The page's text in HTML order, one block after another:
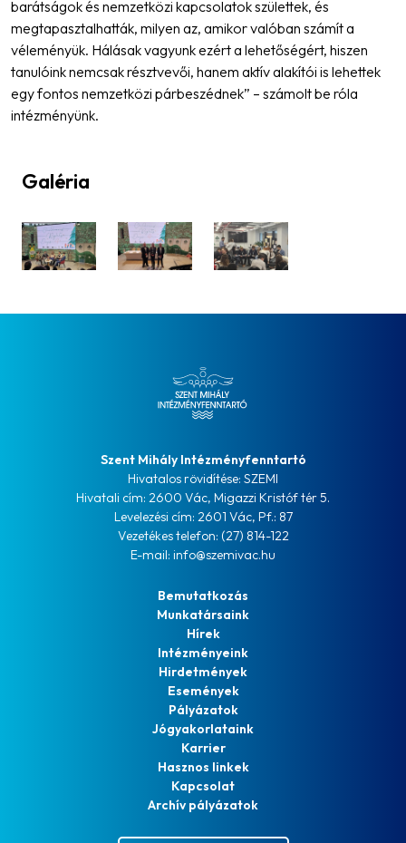
barátságok és nemzetközi kapcsolatok születtek, és
megtapasztalhatták, milyen az, amikor valóban számít a
véleményük. Hálásak vagyunk ezért a lehetőségért, hiszen
tanulóink nemcsak résztvevői, hanem aktív alakítói is lehettek
egy fontos nemzetközi párbeszédnek” – számolt be róla
intézményünk.
Galéria
Szent Mihály Intézményfenntartó
Hivatalos rövidítése: SZEMI
Hivatali cím: 2600 Vác, Migazzi Kristóf tér 5.
Levelezési cím: 2601 Vác, Pf.: 87
Vezetékes telefon: (27) 814-122
E-mail: info@szemivac.hu
Bemutatkozás
Munkatársaink
Hírek
Intézményeink
Hirdetmények
Események
Pályázatok
Jógyakorlataink
Karrier
Hasznos linkek
Kapcsolat
Archív pályázatok